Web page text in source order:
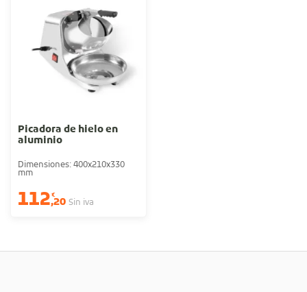
Picadora de hielo en
aluminio
Dimensiones: 400x210x330
mm
112€
,20 Sin iva